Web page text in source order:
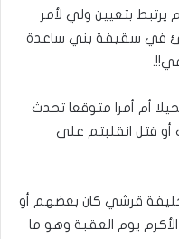
يرتبط بتعيين ولي لأمر
في سقيفة بني ساعدة
أم أمرا متوقعا تحدث
قتل انقلبتم على
خليفة قرشي كان بعضهم أو
يوم العقبة وهو ما